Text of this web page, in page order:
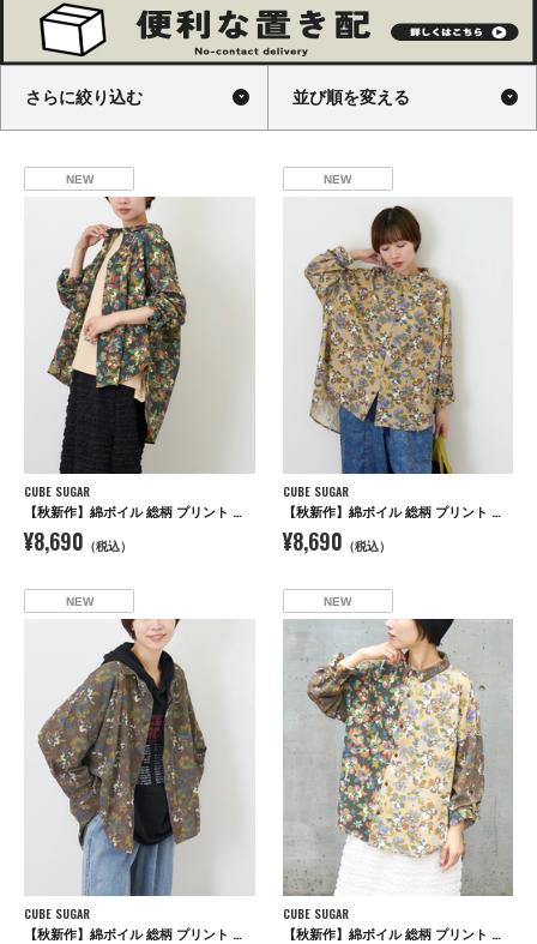
さらに絞り込む 並び順を変える
NEW
CUBE SUGAR
【秋新作】綿ボイル 総柄 プリント 袖ロールアップ シャツ
¥8,690 （税込）
NEW
CUBE SUGAR
【秋新作】綿ボイル 総柄 プリント 袖ロールアップ シャツ
¥8,690 （税込）
NEW
CUBE SUGAR
【秋新作】綿ボイル 総柄 プリント 袖ロールアップ シャツ
NEW
CUBE SUGAR
【秋新作】綿ボイル 総柄 プリント 袖ロールアップ シャツ